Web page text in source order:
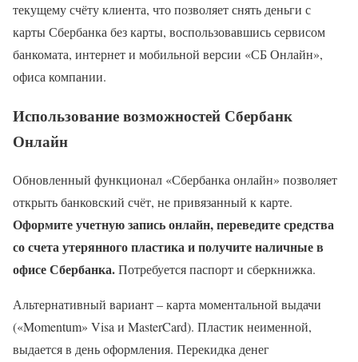
текущему счёту клиента, что позволяет снять деньги с
карты Сбербанка без карты, воспользовавшись сервисом
банкомата, интернет и мобильной версии «СБ Онлайн»,
офиса компании.
Использование возможностей Сбербанк
Онлайн
Обновленный функционал «Сбербанка онлайн» позволяет
открыть банковский счёт, не привязанный к карте.
Оформите учетную запись онлайн, переведите средства
со счета утерянного пластика и получите наличные в
офисе Сбербанка.Потребуется паспорт и сберкнижка.
Альтернативный вариант – карта моментальной выдачи
(«Momentum» Visa и MasterCard). Пластик неименной,
выдается в день оформления. Перекидка денег